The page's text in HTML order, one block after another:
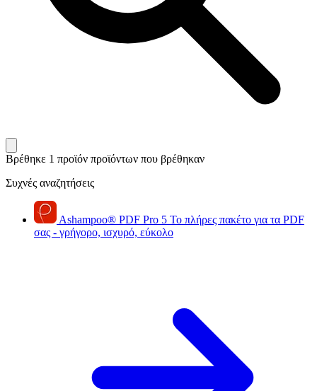
Βρέθηκε 1 προϊόν προϊόντων που βρέθηκαν
Συχνές αναζητήσεις
Ashampoo® PDF Pro 5 Το πλήρες πακέτο για τα PDF
σας - γρήγορο, ισχυρό, εύκολο